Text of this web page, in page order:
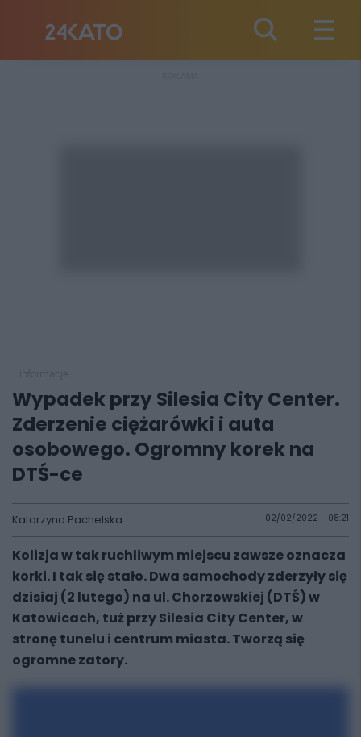
Wypadek przy Silesia City Center.
Zderzenie ciężarówki i auta
osobowego. Ogromny korek na
DTŚ-ce
Katarzyna Pachelska 02/02/2022 - 08:21
Kolizja w tak ruchliwym miejscu zawsze oznacza
korki. I tak się stało. Dwa samochody zderzyły się
dzisiaj (2 lutego) na ul. Chorzowskiej (DTŚ) w
Katowicach, tuż przy Silesia City Center, w
stronę tunelu i centrum miasta. Tworzą się
ogromne zatory.